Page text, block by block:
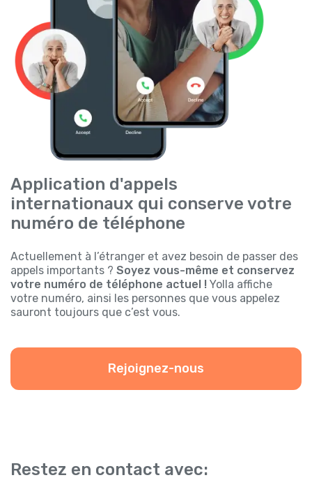
Application d'appels
internationaux qui conserve votre
numéro de téléphone
Actuellement à l’étranger et avez besoin de passer des
appels importants ? Soyez vous-même et conservez
votre numéro de téléphone actuel ! Yolla affiche
votre numéro, ainsi les personnes que vous appelez
sauront toujours que c’est vous.
Rejoignez-nous
Restez en contact avec: